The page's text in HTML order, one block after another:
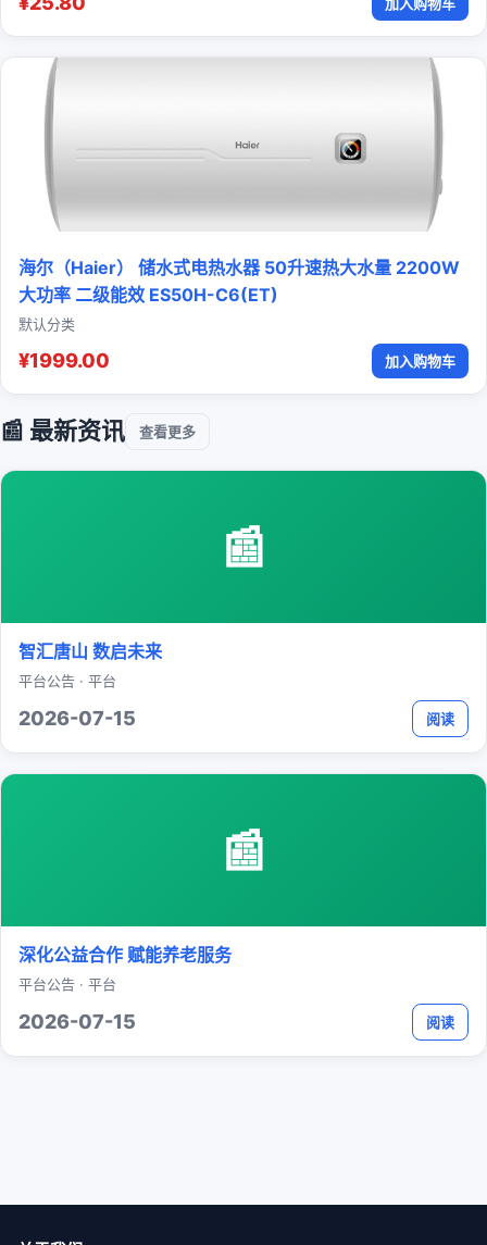
海尔（Haier） 储水式电热水器 50升速热大水量 2200W
大功率 二级能效 ES50H-C6(ET)
默认分类
¥1999.00 加入购物车
📰 最新资讯 查看更多
📰
智汇唐山 数启未来
平台公告 · 平台
2026-07-15 阅读
📰
深化公益合作 赋能养老服务
平台公告 · 平台
2026-07-15 阅读